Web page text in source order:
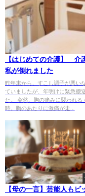
【はじめての介護】 介
私が倒れました
昨年末から、すこし調子が悪い
ていましたが、年明けに緊急搬
た。 突然、胸の痛みに襲われる
時。胸のあたりに激痛が走...
【母の一言】芸能人もビ